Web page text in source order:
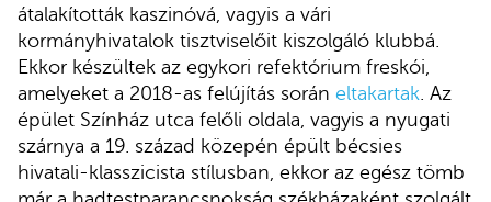
átalakították kaszinóvá, vagyis a vári
kormányhivatalok tisztviselőit kiszolgáló klubbá.
Ekkor készültek az egykori refektórium freskói,
amelyeket a 2018-as felújítás során eltakartak. Az
épület Színház utca felőli oldala, vagyis a nyugati
szárnya a 19. század közepén épült bécsies
hivatali-klasszicista stílusban, ekkor az egész tömb